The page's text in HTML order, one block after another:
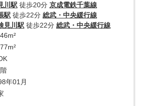
川駅 徒歩20分 京成電鉄千葉線
駅 徒歩22分 総武・中央緩行線
見川駅 徒歩22分 総武・中央緩行線
年01月